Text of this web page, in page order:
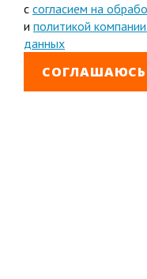
с согласием на
и политикой
данных
СОГЛАШАЮСЬ